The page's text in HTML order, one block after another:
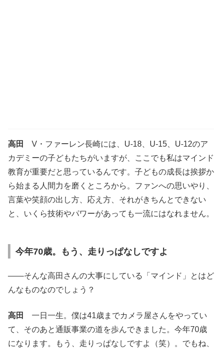
高田
V・ファーレン長崎には、U-18、U-15、U-12のア
カデミーの子どもたちがいますが、ここでも私はマインド
教育が重要だと思っているんです。子どもの成長は挨拶か
ら始まる人間力を磨くところから。ファンへの思いやり、
言葉や笑顔の出し方、応え方、それがきちんとできない
と、いくら技術やパワーがあっても一流にはなれません。
今年70歳。もう、走りっぱなしですよ
――そんな高田さんの大事にしている「マインド」とはど
んなものなのでしょう？
高田
一日一生。僕は41歳までカメラ屋さんをやってい
て、そのあと通販事業の道を歩んできました。今年70歳
になります。もう、走りっぱなしですよ（笑）。でもね、